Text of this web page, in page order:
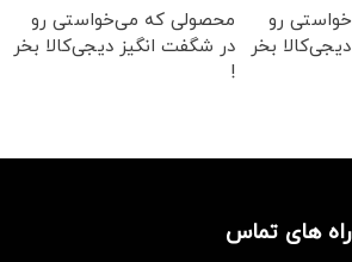
رو
بخر
محصولی که می‌خواستی رو
در شگفت انگیز دیجی‌کالا بخر
!
راه های تماس